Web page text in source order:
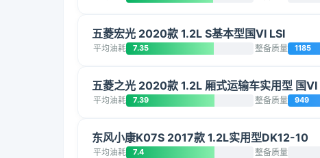
五菱宏光 2020款 1.2L S基本型国VI LSI
平均油耗 7.35 整备质量 1185
五菱之光 2020款 1.2L 厢式运输车实用型 国VI
平均油耗 7.39 整备质量 949
东风小康K07S 2017款 1.2L实用型DK12-10
平均油耗 7.4 整备质量